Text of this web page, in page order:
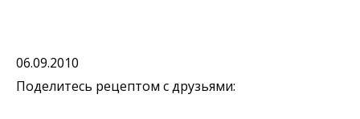
06.09.2010
Поделитесь рецептом с друзьями: